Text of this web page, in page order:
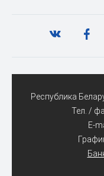
Республика
Тел. /
E-